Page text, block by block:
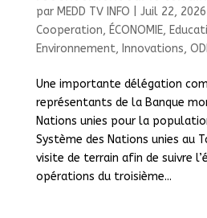
par MEDD TV INFO Juil 22, 2026
Cooperation, ÉCONOMIE,
Environnement, Innovations,
Une importante délégation
représentants de la Banque
Nations unies pour la
Système des Nations unies au
visite de terrain afin de suivre
opérations du troisième...